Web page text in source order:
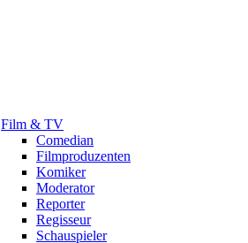
Film & TV
Comedian
Filmproduzenten
Komiker
Moderator
Reporter
Regisseur
Schauspieler